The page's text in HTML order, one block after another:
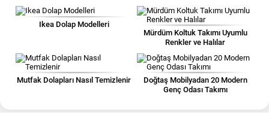
Ikea Dolap Modelleri
Mürdüm Koltuk Takımı Uyumlu
Renkler ve Halılar
Mutfak Dolapları Nasıl Temizlenir
Doğtaş Mobilyadan 20 Modern
Genç Odası Takımı